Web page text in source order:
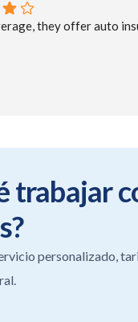
they offer auto
trabajar
personalizado,